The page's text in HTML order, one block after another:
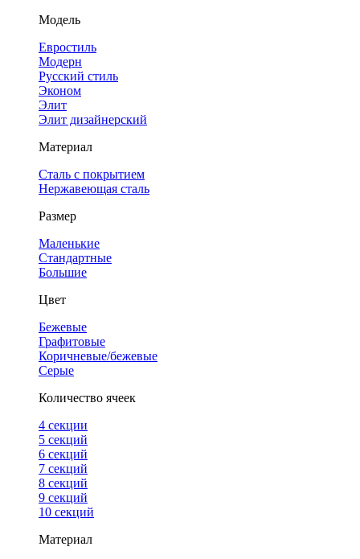
Модель
Евростиль
Модерн
Русский стиль
Эконом
Элит
Элит дизайнерский
Материал
Сталь с покрытием
Нержавеющая сталь
Размер
Маленькие
Стандартные
Большие
Цвет
Бежевые
Графитовые
Коричневые/бежевые
Серые
Количество ячеек
4 cекции
5 секций
6 секций
7 секций
8 секций
9 секций
10 секций
Материал